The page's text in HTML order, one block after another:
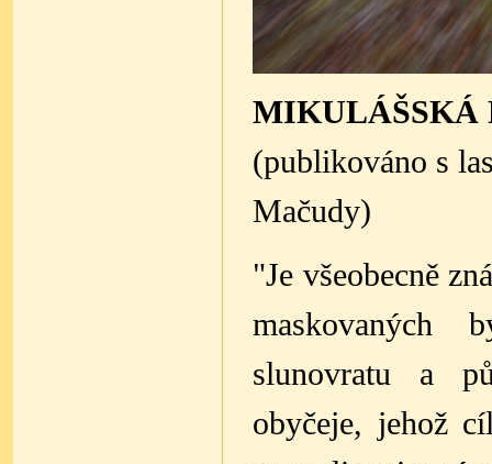
MIKULÁŠSKÁ
(publikováno s
Mačudy)
"Je všeobecně
maskovaných
slunovratu a
obyčeje, jehož